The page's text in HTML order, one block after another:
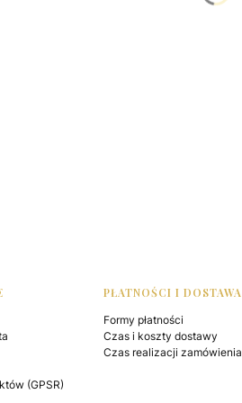
(GPSR)
PŁATNOŚCI I DOSTAWA
Formy płatności
Czas i koszty dostawy
Czas realizacji zamówienia